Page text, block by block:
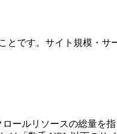
とです。サイト規模・
ールリソースの総量を